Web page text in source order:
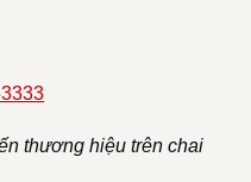
thương hiệu trên chai